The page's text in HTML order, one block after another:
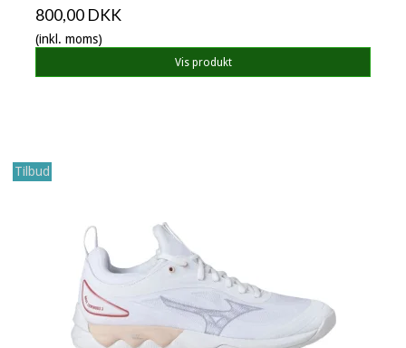
800,00 DKK
(inkl. moms)
Vis produkt
Tilbud